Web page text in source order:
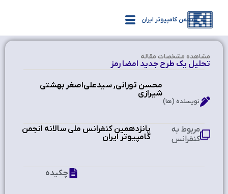
انجمن کامپیوتر ایران
مشاهده‌ مشخصات مقاله
تحلیل یک طرح جدید امضا رمز
محسن تورانی, سیدعلی‌اصغر بهشتی
شیرازی
نویسنده (ها)
پانزدهمین کنفرانس ملی سالانه انجمن
کامپیوتر ایران
مربوط به
کنفرانس
چکیده